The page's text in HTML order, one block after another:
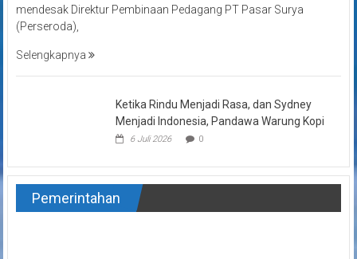
mendesak Direktur Pembinaan Pedagang PT Pasar Surya
(Perseroda),
Selengkapnya
Ketika Rindu Menjadi Rasa, dan Sydney
Menjadi Indonesia, Pandawa Warung Kopi
6 Juli 2026 0
Pemerintahan